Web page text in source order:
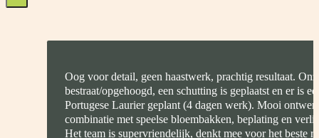
Oog voor detail, geen haastwerk, prachtig resultaat.
bestraat/opgehoogd, een schutting is geplaatst en er is
Portugese Laurier geplant (4 dagen werk). Mooi
combinatie met speelse bloembakken, beplating en
Het team is supervriendelijk, denkt mee voor het beste